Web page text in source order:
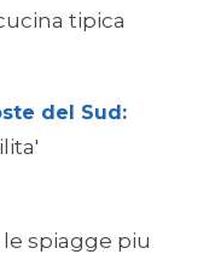
tipica
del Sud:
spiagge piu